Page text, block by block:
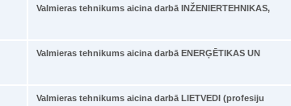
Valmieras tehnikums aicina darbā INŽENIERTEHNIKAS,
Valmieras tehnikums aicina darbā ENERĢĒTIKAS UN
Valmieras tehnikums aicina darbā LIETVEDI (profesiju